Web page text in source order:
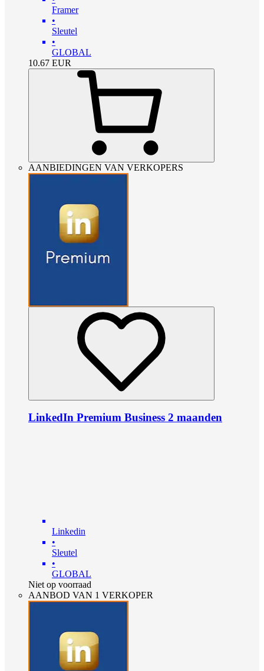
Framer
•
Sleutel
•
GLOBAL
10.67 EUR
AANBIEDINGEN VAN VERKOPERS
LinkedIn Premium Business 2 maanden
Linkedin
•
Sleutel
•
GLOBAL
Niet op voorraad
AANBOD VAN 1 VERKOPER